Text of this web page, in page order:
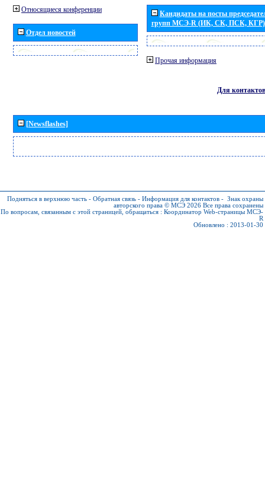
Относящиеся конференции
Отдел новостей
Кандидаты на посты
групп МСЭ-R (ИК, СК, ПСК, КГР)
Прочая информация
Для контактов
[Newsflashes]
Подняться в верхнюю часть - Обратная связь - Информация для контактов - Знак охраны
авторского права © МСЭ 2026 Все права сохранены
По вопросам, связанным с этой страницей, обращаться : Координатор Web-страницы МСЭ-
R
Обновлено : 2013-01-30